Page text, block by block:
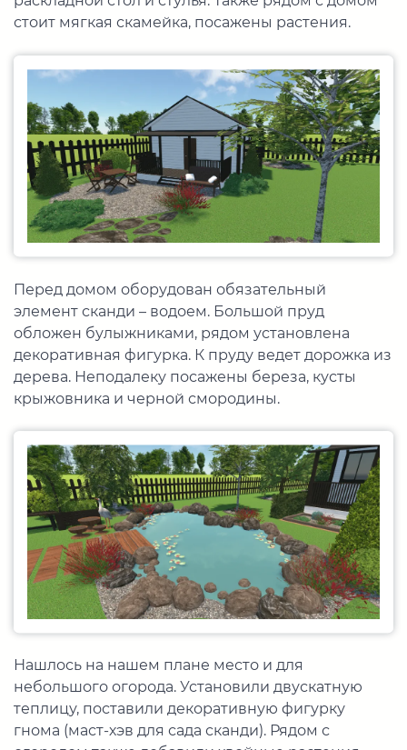
стоит мягкая скамейка, посажены растения.
Перед домом оборудован обязательный
элемент сканди – водоем. Большой пруд
обложен булыжниками, рядом установлена
декоративная фигурка. К пруду ведет дорожка из
дерева. Неподалеку посажены береза, кусты
крыжовника и черной смородины.
Нашлось на нашем плане место и для
небольшого огорода. Установили двускатную
теплицу, поставили декоративную фигурку
гнома (маст-хэв для сада сканди). Рядом с